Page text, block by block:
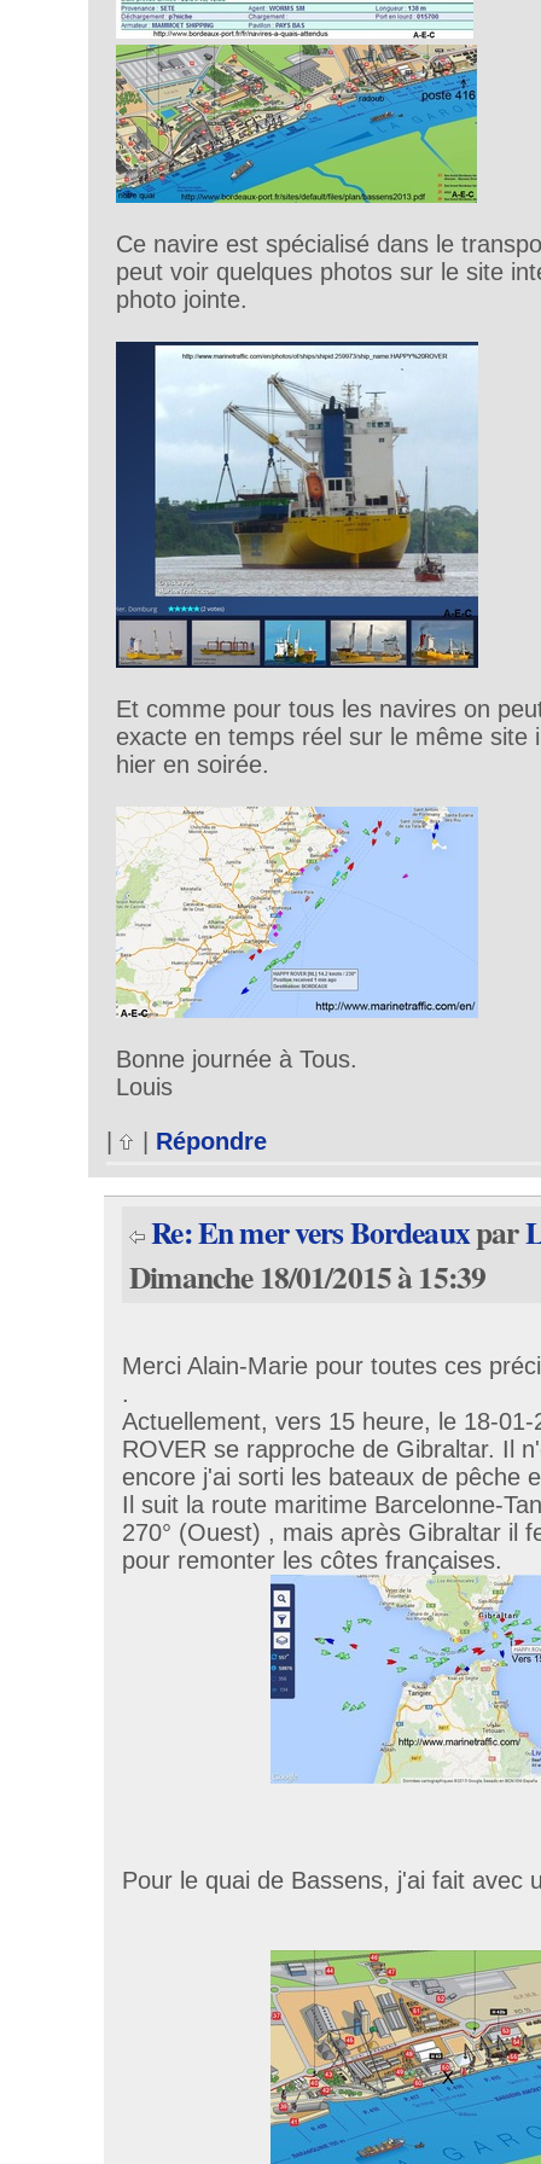
Ce navire est spécialisé dans le
peut voir quelques photos sur le site
photo jointe.
Et comme pour tous les navires on
exacte en temps réel sur le même site
hier en soirée.
Bonne journée à Tous.
Louis
| | Répondre
Re: En mer vers Bordeauxpar
Dimanche 18/01/2015 à 15:39
Merci Alain-Marie pour toutes ces
.
Actuellement, vers 15 heure, le 18-01-
ROVER se rapproche de Gibraltar. Il
encore j'ai sorti les bateaux de pêche
Il suit la route maritime Barcelonne-
270° (Ouest) , mais après Gibraltar il
pour remonter les côtes françaises.
Pour le quai de Bassens, j'ai fait avec